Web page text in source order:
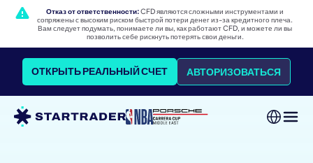
Отказ от ответственности:CFD являются сложными инструментами и
сопряжены с высоким риском быстрой потери денег из-за кредитного плеча.
Вам следует подумать, понимаете ли вы, как работают CFD, и можете ли вы
позволить себе рискнуть потерять свои деньги.
ОТКРЫТЬ РЕАЛЬНЫЙ СЧЕТ АВТОРИЗОВАТЬСЯ